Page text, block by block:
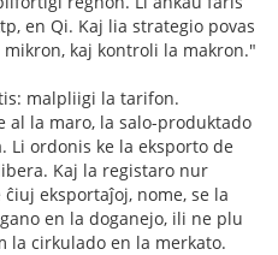
en Qi. Kaj lia strategio povas
kaj kontroli la makron."
malpliigi la tarifon.
al la maro, la salo-produktado
Li ordonis ke la eksporto de
Kaj la registaro nur
eksportaĵoj, nome, se la
en la doganejo, ili ne plu
la cirkulado en la merkato.